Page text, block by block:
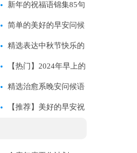
选110句）
新年的祝福语锦集85句
简单的美好的早安问候
语短信20条
精选表达中秋节快乐的
QQ祝福语41条
【热门】2024年早上的
祝福语录汇编88句
精选治愈系晚安问候语
集合79条
【推荐】美好的早安祝